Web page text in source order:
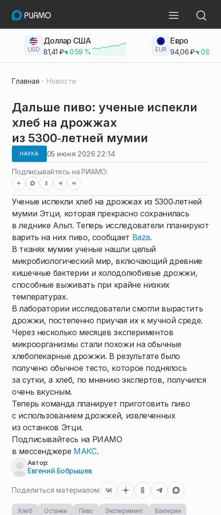
USD
Доллар США
81,41 ₽ 0.59 % EUR
Евро
94,06₽ 0.93
Главная Новости
Дальше пиво: ученые испекли
хлеб на дрожжах
из 5300‑летней мумии
НАУКА 05 июня 2026 22:14
Подписывайтесь на РИАМО:
Ученые испекли хлеб на дрожжах из 5300‑летней
мумии Этци, которая прекрасно сохранилась
в леднике Альп. Теперь исследователи планируют
варить на них пиво, сообщает Baza.
В тканях мумии ученые нашли целый
микробиологический мир, включающий древние
кишечные бактерии и холодолюбивые дрожжи,
способные выживать при крайне низких
температурах.
В лаборатории исследователи смогли вырастить
дрожжи, постепенно приучая их к мучной среде.
Через несколько месяцев экспериментов
микроорганизмы стали похожи на обычные
хлебопекарные дрожжи. В результате было
получено обычное тесто, которое поднялось
за сутки, а хлеб, по мнению экспертов, получился
очень вкусным.
Теперь команда планирует приготовить пиво
с использованием дрожжей, извлеченных
из останков Этци.
Подписывайтесь на РИАМО
в мессенджере МАКС.
Автор:
Евгений Бобрышев
Поделиться материалом:
Хлеб Останки Пиво Эксперимент Бактерии